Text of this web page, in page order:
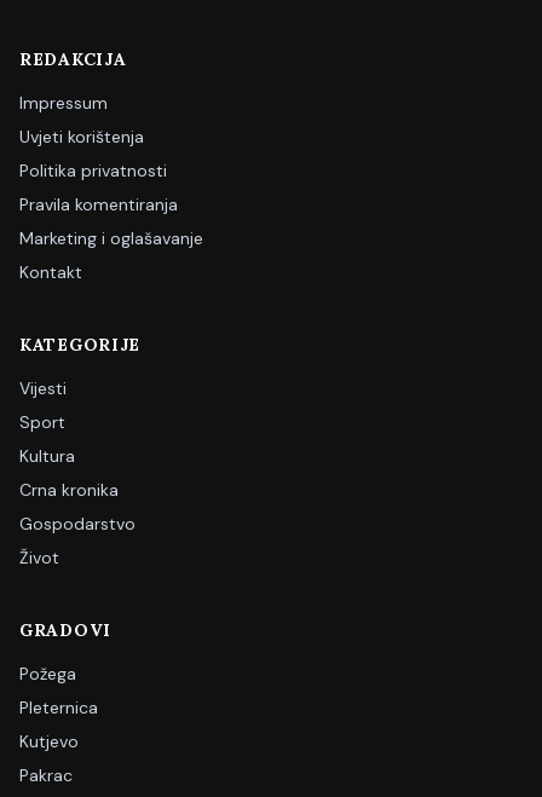
REDAKCIJA
Impressum
Uvjeti korištenja
Politika privatnosti
Pravila komentiranja
Marketing i oglašavanje
Kontakt
KATEGORIJE
Vijesti
Sport
Kultura
Crna kronika
Gospodarstvo
Život
GRADOVI
Požega
Pleternica
Kutjevo
Pakrac